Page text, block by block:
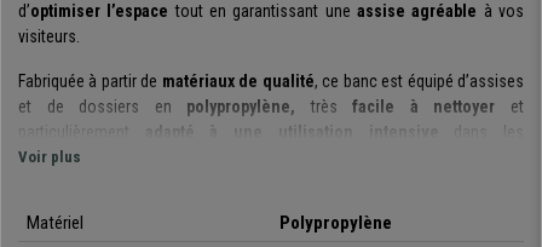
d’optimiser l’espace tout en garantissant uneassise agréable à vos
visiteurs.
Fabriquée à partir de matériaux de qualité, ce banc est équipé d’assises
et de dossiers en polypropylène, trèsfacile à nettoyer et
particulièrement
adapté à une utilisation intensive
dans les
environnements professionnels. Sa
résistance optimale
à l’usure, même dans les espaces recevant un
Voir plus
Matériel Polypropylène